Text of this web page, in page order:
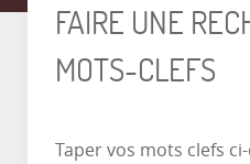
FAIRE UNE
MOTS-CLEFS
Taper vos mots clefs